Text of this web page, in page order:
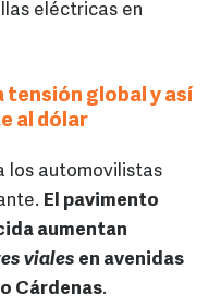
eléctricas en
tensión global y así
al dólar
los automovilistas
El pavimento
aumentan
viales en avenidas
Cárdenas.